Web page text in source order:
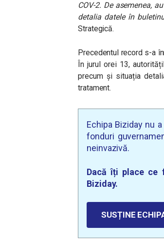
COV-2. De asemenea,
detalia datele în
Strategică.
Precedentul record s-a
În jurul orei 13,
precum și situația
tratament.
Echipa Biziday nu
fonduri
neinvazivă.
Dacă îți place ce
Biziday.
SUSȚINE